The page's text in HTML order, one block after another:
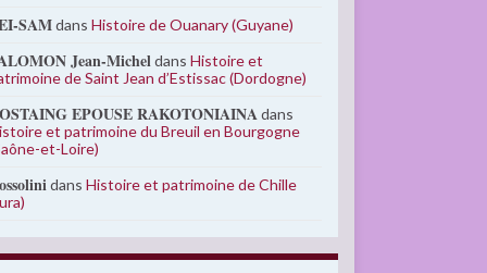
SAMdansHistoire de Ouanary (Guyane)
Jean-MicheldansHistoire et
de Saint Jean d’Estissac (Dordogne)
EPOUSE RAKOTONIAINAdans
et patrimoine du Breuil en Bourgogne
et-Loire)
dansHistoire et patrimoine de Chille